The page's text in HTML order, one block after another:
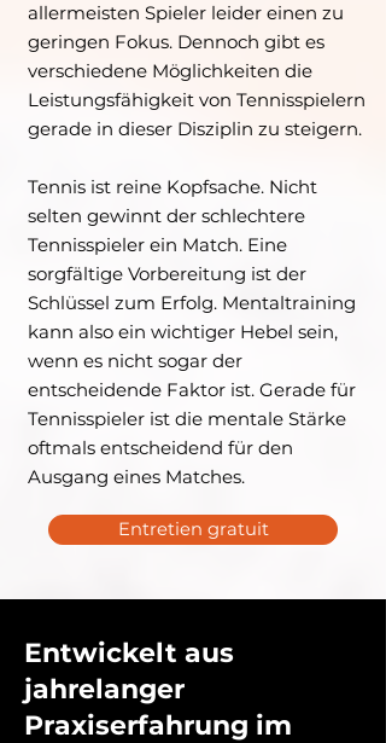
allermeisten Spieler leider einen zu
geringen Fokus. Dennoch gibt es
verschiedene Möglichkeiten die
Leistungsfähigkeit von Tennisspielern
gerade in dieser Disziplin zu steigern.
Tennis ist reine Kopfsache. Nicht
selten gewinnt der schlechtere
Tennisspieler ein Match. Eine
sorgfältige Vorbereitung ist der
Schlüssel zum Erfolg. Mentaltraining
kann also ein wichtiger Hebel sein,
wenn es nicht sogar der
entscheidende Faktor ist. Gerade für
Tennisspieler ist die mentale Stärke
oftmals entscheidend für den
Ausgang eines Matches.
Entretien gratuit
Entwickelt aus
jahrelanger
Praxiserfahrung im